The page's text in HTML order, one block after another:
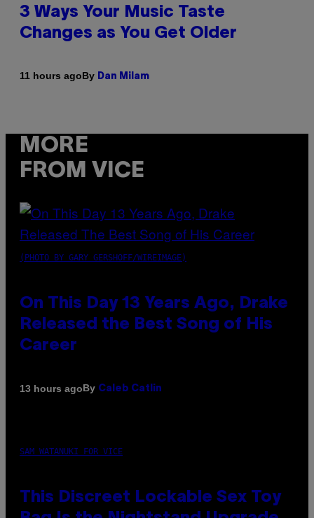
3 Ways Your Music Taste
Changes as You Get Older
11 hours agoBy Dan Milam
MORE
FROM VICE
(PHOTO BY GARY GERSHOFF/WIREIMAGE)
On This Day 13 Years Ago, Drake
Released the Best Song of His
Career
13 hours agoBy Caleb Catlin
SAM WATANUKI FOR VICE
This Discreet Lockable Sex Toy